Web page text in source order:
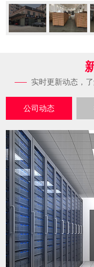
实时更新动态，
公司动态